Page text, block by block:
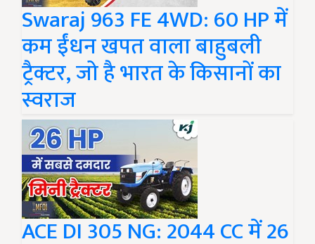
Swaraj 963 FE 4WD: 60 HP में
कम ईंधन खपत वाला बाहुबली
ट्रैक्टर, जो है भारत के किसानों का
स्वराज
ACE DI 305 NG: 2044 CC में 26